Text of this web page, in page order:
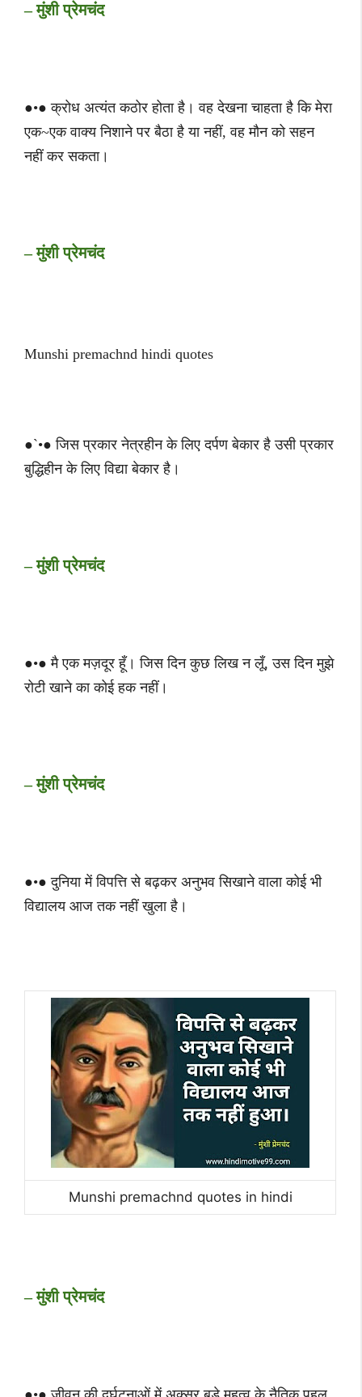
– मुंशी प्रेमचंद
●•● क्रोध अत्यंत कठोर होता है। वह देखना चाहता है कि मेरा
एक~एक वाक्य निशाने पर बैठा है या नहीं, वह मौन को सहन
नहीं कर सकता।
– मुंशी प्रेमचंद
Munshi premachnd hindi quotes
●`•● जिस प्रकार नेत्रहीन के लिए दर्पण बेकार है उसी प्रकार
बुद्धिहीन के लिए विद्या बेकार है।
– मुंशी प्रेमचंद
●•● मै एक मज़दूर हूँ। जिस दिन कुछ लिख न लूँ, उस दिन मुझे
रोटी खाने का कोई हक नहीं।
– मुंशी प्रेमचंद
●•● दुनिया में विपत्ति से बढ़कर अनुभव सिखाने वाला कोई भी
विद्यालय आज तक नहीं खुला है।
Munshi premachnd quotes in hindi
– मुंशी प्रेमचंद